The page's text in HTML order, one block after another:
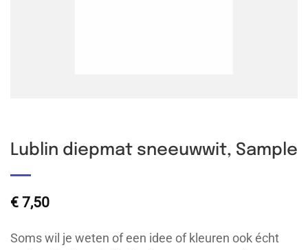
Lublin diepmat sneeuwwit, Sample
€ 7,50
Soms wil je weten of een idee of kleuren ook écht